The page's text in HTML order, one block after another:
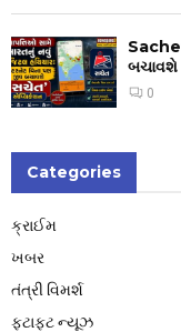
બચાવશે
0
Categories
ક્રાઈમ
ખબર
તંત્રી વિમર્શ
ફટાફટ ન્યૂઝ